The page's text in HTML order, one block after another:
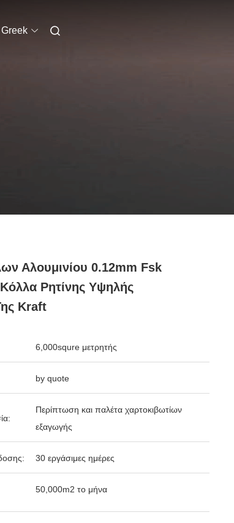
Greek
Αλουμινίου 0.12mm Fsk
Κόλλα Ρητίνης Υψηλής
Kraft
6,000squre μετρητής
by quote
Περίπτωση και παλέτα χαρτοκιβωτίων
εξαγωγής
30 εργάσιμες ημέρες
50,000m2 το μήνα